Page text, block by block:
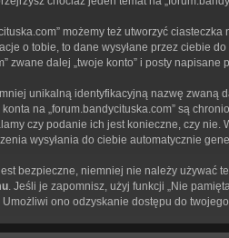
możemy też utworzyć
o tobie, to dane wysyłane przez ciebie
zwane dalej „twoje konto” i posty
unikalną identyfikacyjną nazwę zwaną
na „forum.bandycituska.com” są
czy podanie ich jest konieczne, czy
wysyłania do ciebie automatycznie
bezpieczne, niemniej nie należy używać
. Jeśli je zapomnisz, użyj funkcji „Nie
ono odzyskanie dostępu do twojego